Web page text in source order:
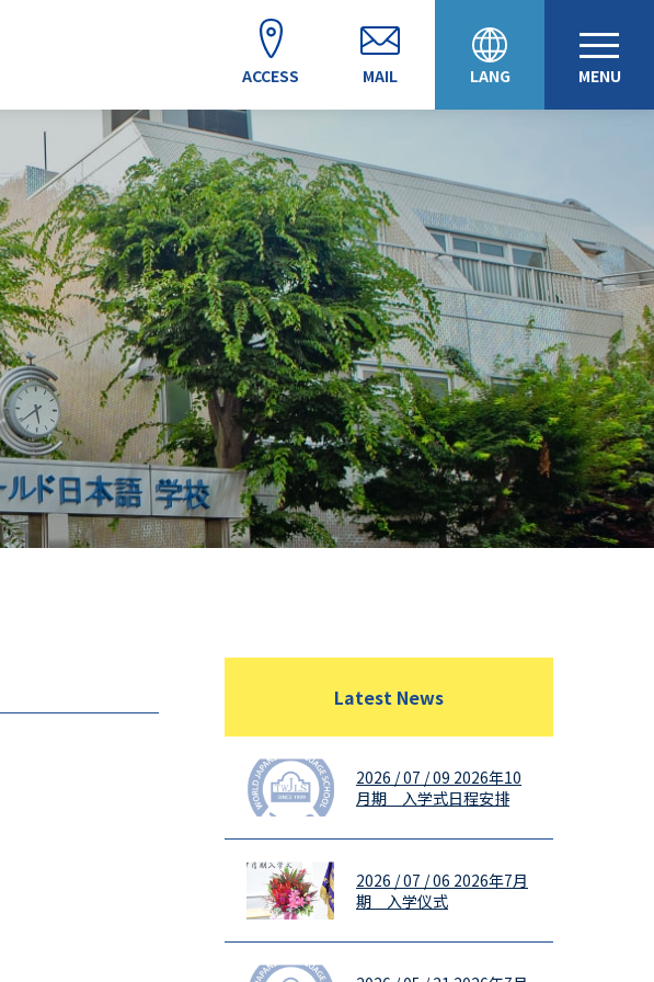
ACCESS MAIL LANG MENU
Latest News
2026 / 07 / 09 2026年10
月期 入学式日程安排
2026 / 07 / 06 2026年7月
期 入学仪式